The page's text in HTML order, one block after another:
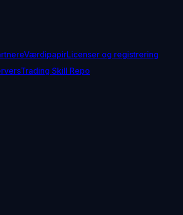
VærdipapirLicenser og registrering
Trading Skill Repo